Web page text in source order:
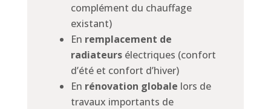
complément du chauffage
existant)
En remplacement de
radiateursélectriques (confort
d’été et confort d’hiver)
En rénovation globale lors de
travaux importants de